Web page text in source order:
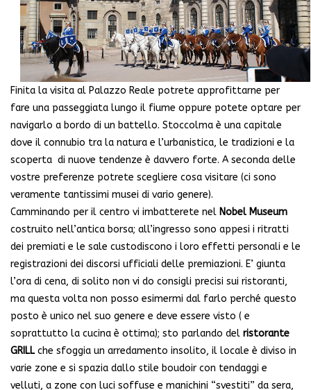
Finita la visita al Palazzo Reale potrete approfittarne per
fare una passeggiata lungo il fiume oppure potete optare per
navigarlo a bordo di un battello. Stoccolma è una capitale
dove il connubio tra la natura e l’urbanistica, le tradizioni e la
scoperta di nuove tendenze è davvero forte. A seconda delle
vostre preferenze potrete scegliere cosa visitare (ci sono
veramente tantissimi musei di vario genere).
Camminando per il centro vi imbatterete nel Nobel Museum
costruito nell’antica borsa; all’ingresso sono appesi i ritratti
dei premiati e le sale custodiscono i loro effetti personali e le
registrazioni dei discorsi ufficiali delle premiazioni. E’ giunta
l’ora di cena, di solito non vi do consigli precisi sui ristoranti,
ma questa volta non posso esimermi dal farlo perché questo
posto è unico nel suo genere e deve essere visto ( e
soprattutto la cucina è ottima); sto parlando del ristorante
GRILLche sfoggia un arredamento insolito, il locale è diviso in
varie zone e si spazia dallo stile boudoir con tendaggi e
velluti, a zone con luci soffuse e manichini “svestiti” da sera,